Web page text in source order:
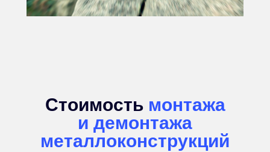
Стоимость монтажа
и демонтажа
металлоконструкций